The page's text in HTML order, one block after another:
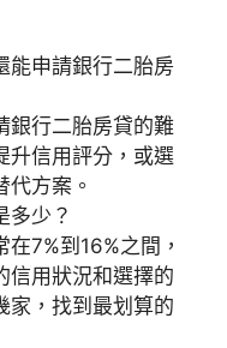
能申請銀行二胎房
銀行二胎房貸的難
升信用評分，或選
代方案。
多少？
7%到16%之間，
信用狀況和選擇的
家，找到最划算的